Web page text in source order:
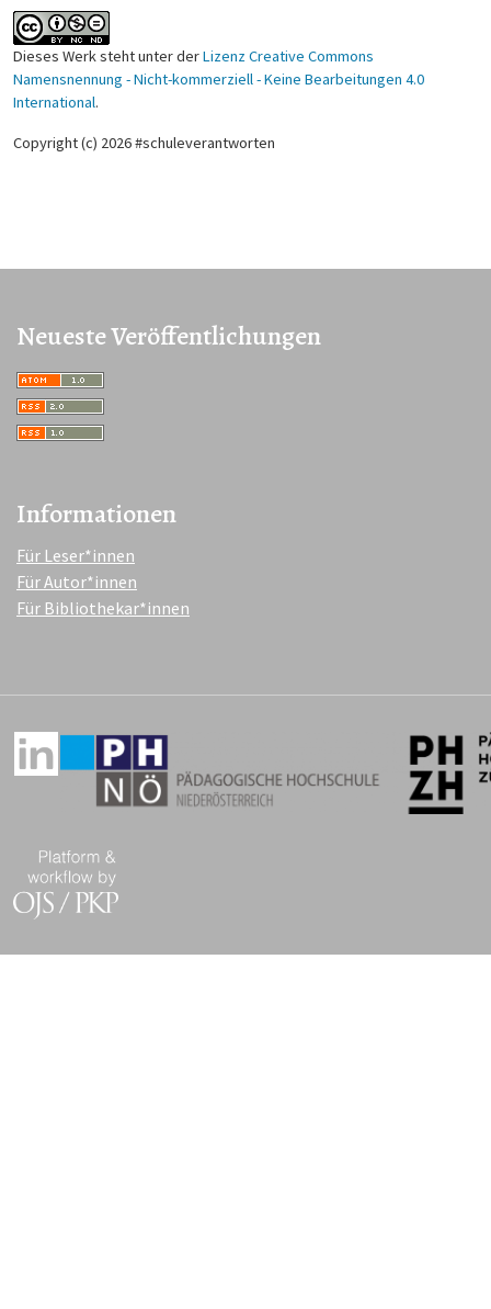
Dieses Werk steht unter derLizenz Creative Commons
Namensnennung - Nicht-kommerziell - Keine Bearbeitungen 4.0
International.
Copyright (c) 2026 #schuleverantworten
Neueste Veröffentlichungen
Informationen
Für Leser*innen
Für Autor*innen
Für Bibliothekar*innen